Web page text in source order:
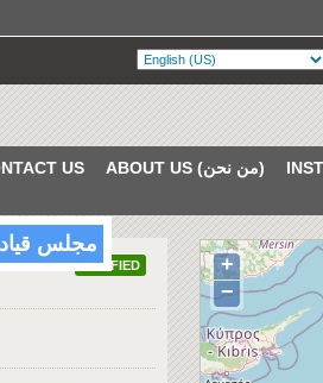
US ABOUT US (من نحن)
VERIFIED
مجلس
+
−